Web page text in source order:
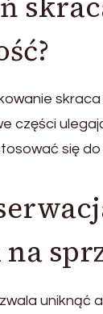
części
się
uniknąć